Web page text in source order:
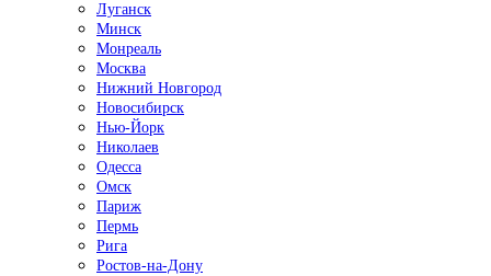
Луганск
Минск
Монреаль
Москва
Нижний Новгород
Новосибирск
Нью-Йорк
Николаев
Одесса
Омск
Париж
Пермь
Рига
Ростов-на-Дону